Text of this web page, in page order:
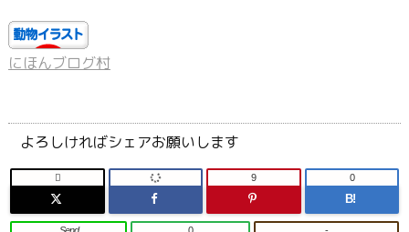
にほんブログ村
よろしければシェアお願いします
 9
B!
0